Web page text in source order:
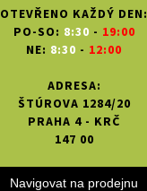
OTEVŘENO KAŽDÝ DEN:
PO-SO: 8:30 - 19:00
NE: 8:30 - 12:00
ADRESA:
ŠTÚROVA 1284/20
PRAHA 4 - KRČ
147 00
Navigovat na prodejnu